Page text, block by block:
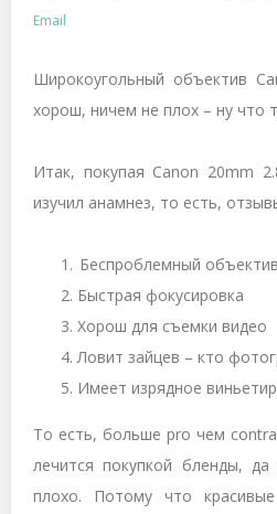
Email
Широкоугольный объектив
хорош, ничем не плох – ну что
Итак, покупая Canon 20mm
изучил анамнез, то есть,
Беспроблемный объектив
Быстрая фокусировка
Хорош для съемки видео
Ловит зайцев – кто
Имеет изрядное
То есть, больше pro чем
лечится покупкой бленды,
плохо. Потому что